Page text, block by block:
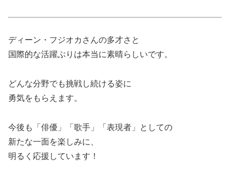
ディーン・フジオカさんの多才さと
国際的な活躍ぶりは本当に素晴らしいです。
どんな分野でも挑戦し続ける姿に
勇気をもらえます。
今後も「俳優」「歌手」「表現者」としての
新たな一面を楽しみに、
明るく応援しています！